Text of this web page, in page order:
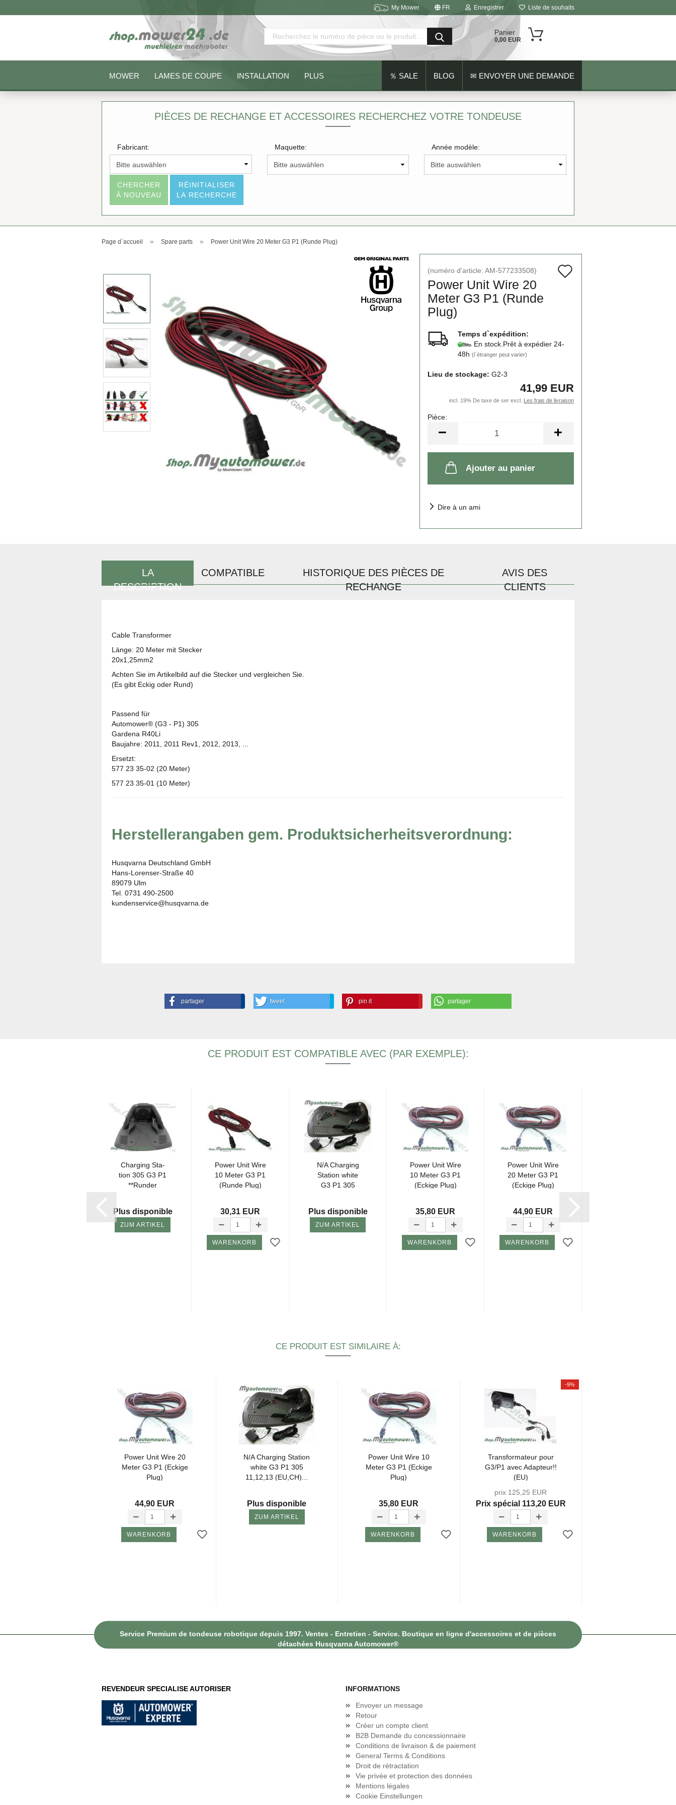
My Mower FR Enregistrer
Mot de passe oublié?
Liste de souhaits
Panier
0,00 EUR
MOWER LAMES DE COUPE INSTALLATION ％ SALE BLOG ✉ ENVOYER UNE DEMANDE
PLUS
PIÈCES DE RECHANGE ET ACCESSOIRES RECHERCHEZ VOTRE TONDEUSE
Fabricant: Maquette: Année modèle:
CHERCHER
À NOUVEAU
RÉINITIALISER
LA RECHERCHE
Page d`accueil » Spare parts » Power Unit Wire 20 Meter G3 P1 (Runde Plug)
(numéro d'article: AM-577233508)
Power Unit Wire 20
Meter G3 P1 (Runde
Plug)
Temps d`expédition:
En stock.Prêt à expédier 24-
48h (l`étranger peut varier)
Lieu de stockage: G2-3
41,99 EUR
incl. 19% De taxe de ser excl. Les frais de livraison
Pièce:
Pièce
Ajouter au panier
Dire à un ami
LA
DESCRIPTION
COMPATIBLE
HISTORIQUE DES PIÈCES DE
RECHANGE
AVIS DES
CLIENTS
Cable Transformer
Länge: 20 Meter mit Stecker
20x1,25mm2
Achten Sie im Artikelbild auf die Stecker und vergleichen Sie.
(Es gibt Eckig oder Rund)
Passend für
Automower® (G3 - P1) 305
Gardena R40Li
Baujahre: 2011, 2011 Rev1, 2012, 2013, ...
Ersetzt:
577 23 35-02 (20 Meter)
577 23 35-01 (10 Meter)
Herstellerangaben gem. Produktsicherheitsverordnung:
Husqvarna Deutschland GmbH
Hans-Lorenser-Straße 40
89079 Ulm
Tel. 0731 490-2500
kundenservice@husqvarna.de
partager tweet pin it partager
CE PRODUIT EST COMPATIBLE AVEC (PAR EXEMPLE):
Char­ging Sta­
tion 305 G3 P1
**Run­der
Plus disponible
ZUM ARTIKEL
Power Unit Wire
10 Meter G3 P1
(Runde Plug)
30,31 EUR
WARENKORB
N/A Char­ging
Sta­tion white
G3 P1 305
Plus disponible
ZUM ARTIKEL
Power Unit Wire
10 Meter G3 P1
(Eckige Plug)
35,80 EUR
WARENKORB
Power Unit Wire
20 Meter G3 P1
(Eckige Plug)
44,90 EUR
WARENKORB
CE PRODUIT EST SIMILAIRE À:
Power Unit Wire 20
Meter G3 P1 (Eckige
Plug)
44,90 EUR
WARENKORB
N/A Char­ging Sta­tion
white G3 P1 305
11,12,13 (EU,CH)...
Plus disponible
ZUM ARTIKEL
Power Unit Wire 10
Meter G3 P1 (Eckige
Plug)
35,80 EUR
WARENKORB
-9%
Trans­for­ma­teur pour
G3/P1 avec Adap­teur!!
(EU)
prix 125,25 EUR
Prix ​​spécial 113,20 EUR
WARENKORB
Service Premium de tondeuse robotique depuis 1997. Ventes - Entretien - Service. Boutique en ligne d'accessoires et de pièces
détachées Husqvarna Automower®
REVENDEUR SPECIALISE AUTORISER INFORMATIONS
Envoyer un message
Retour
Créer un compte client
B2B Demande du concessionnaire
Conditions de livraison & de paiement
General Terms & Conditions
Droit de rétractation
Vie privée et protection des données
Mentions légales
Cookie Einstellungen